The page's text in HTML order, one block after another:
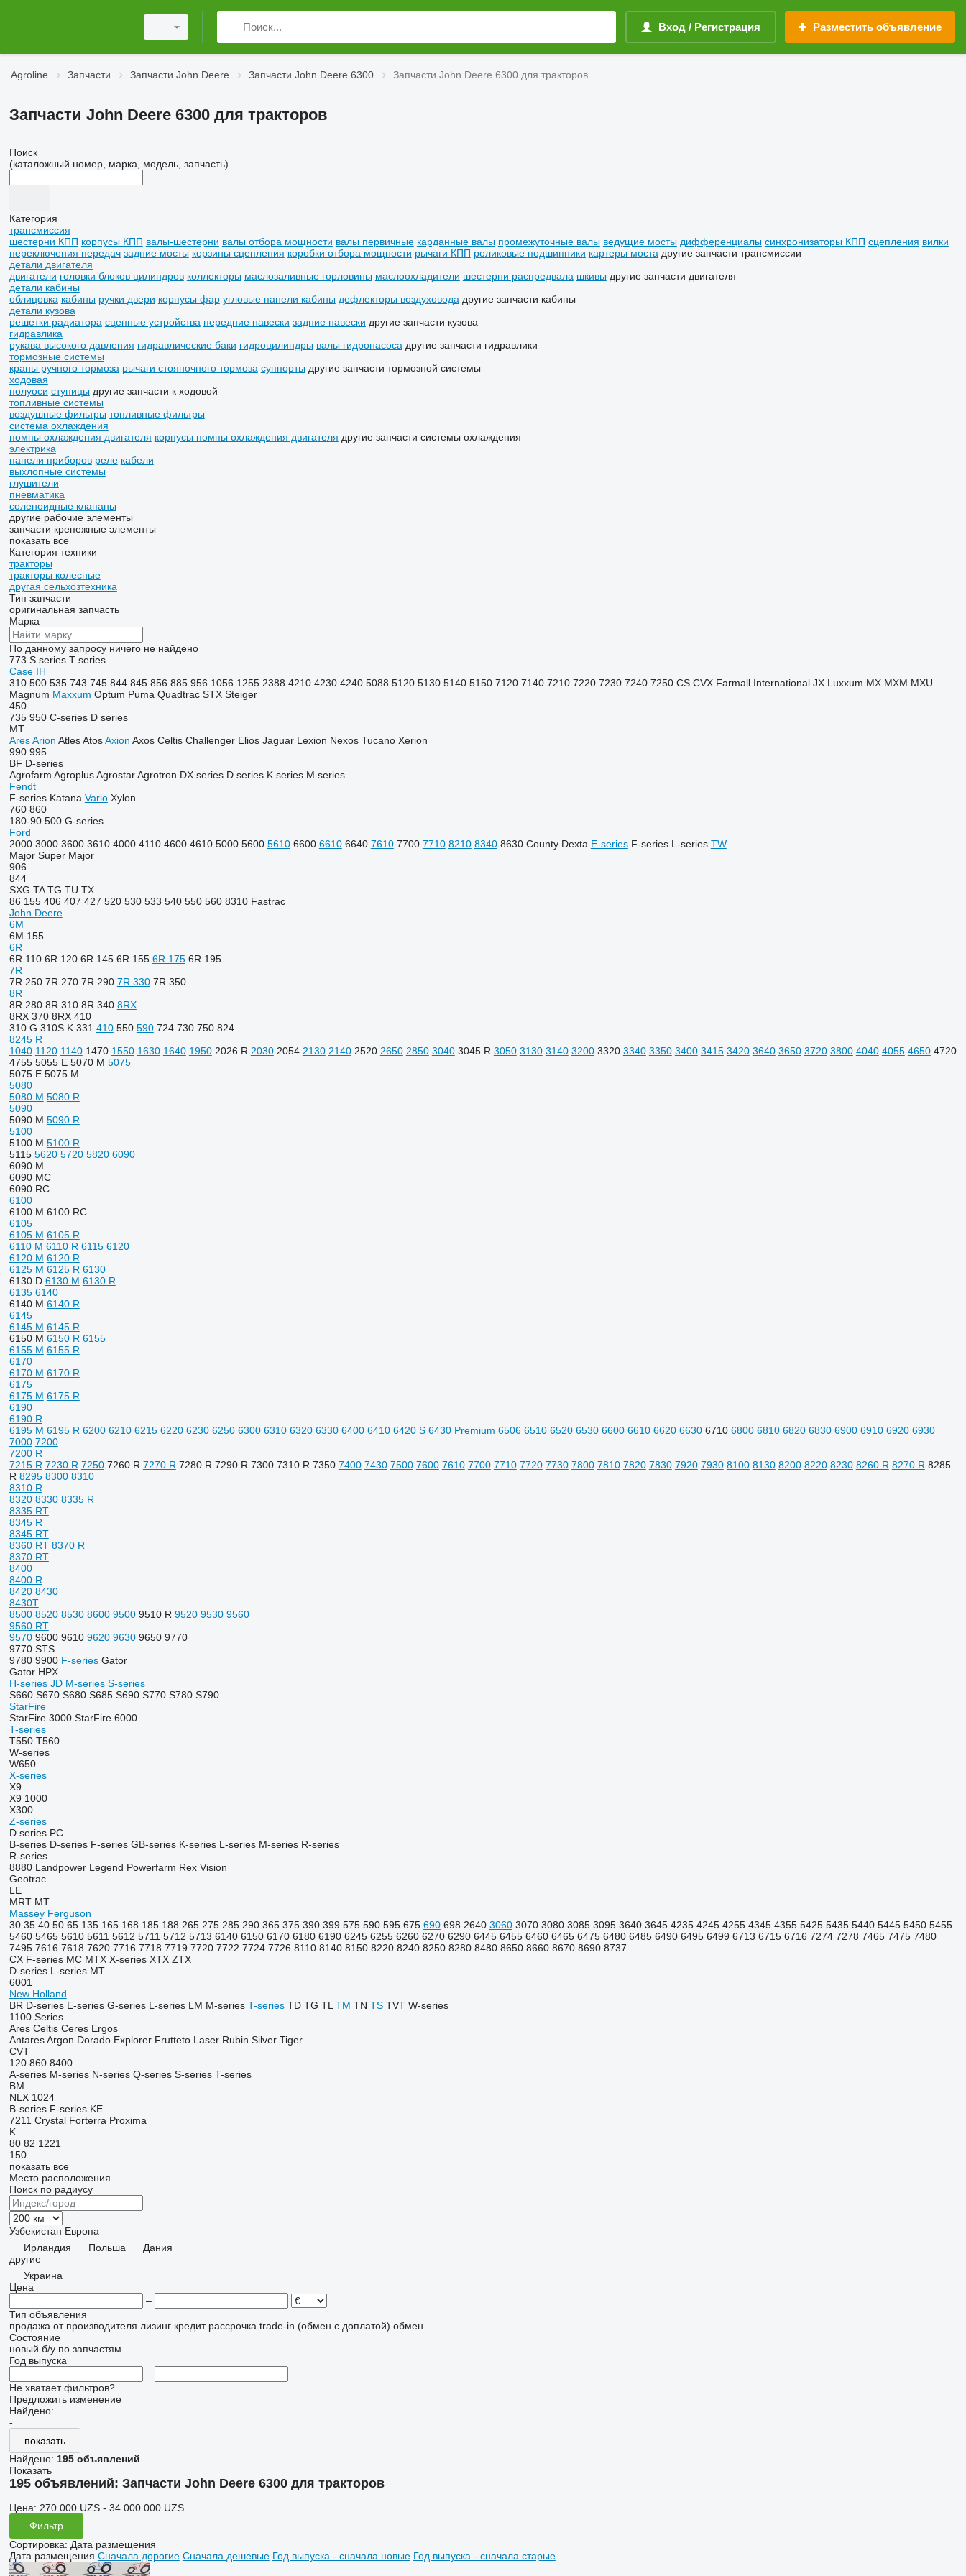
Вход / Регистрация Разместить объявление
Agroline Запчасти Запчасти John Deere Запчасти John Deere 6300 Запчасти John Deere 6300 для тракторов
Запчасти John Deere 6300 для тракторов
Поиск
(каталожный номер, марка, модель, запчасть)
Категория
трансмиссия
шестерни КПП корпусы КПП валы-шестерни валы отбора мощности валы первичные карданные валы промежуточные валы ведущие мосты дифференциалы синхронизаторы КПП сцепления вилки
переключения передач задние мосты корзины сцепления коробки отбора мощности рычаги КПП роликовые подшипники картеры моста другие запчасти трансмиссии
детали двигателя
двигатели головки блоков цилиндров коллекторы маслозаливные горловины маслоохладители шестерни распредвала шкивы другие запчасти двигателя
детали кабины
облицовка кабины ручки двери корпусы фар угловые панели кабины дефлекторы воздуховода другие запчасти кабины
детали кузова
решетки радиатора сцепные устройства передние навески задние навески другие запчасти кузова
гидравлика
рукава высокого давления гидравлические баки гидроцилиндры валы гидронасоса другие запчасти гидравлики
тормозные системы
краны ручного тормоза рычаги стояночного тормоза суппорты другие запчасти тормозной системы
ходовая
полуоси ступицы другие запчасти к ходовой
топливные системы
воздушные фильтры топливные фильтры
система охлаждения
помпы охлаждения двигателя корпусы помпы охлаждения двигателя другие запчасти системы охлаждения
электрика
панели приборов реле кабели
выхлопные системы
глушители
пневматика
соленоидные клапаны
другие рабочие элементы
запчасти крепежные элементы
показать все
Категория техники
тракторы
тракторы колесные
другая сельхозтехника
Тип запчасти
оригинальная запчасть
Марка
По данному запросу ничего не найдено
773 S series T series
Case IH
310 500 535 743 745 844 845 856 885 956 1056 1255 2388 4210 4230 4240 5088 5120 5130 5140 5150 7120 7140 7210 7220 7230 7240 7250 CS CVX Farmall International JX Luxxum MX MXM MXU
Magnum Maxxum Optum Puma Quadtrac STX Steiger
450
735 950 C-series D series
MT
Ares Arion Atles Atos Axion Axos Celtis Challenger Elios Jaguar Lexion Nexos Tucano Xerion
990 995
BF D-series
Agrofarm Agroplus Agrostar Agrotron DX series D series K series M series
Fendt
F-series Katana Vario Xylon
760 860
180-90 500 G-series
Ford
2000 3000 3600 3610 4000 4110 4600 4610 5000 5600 5610 6600 6610 6640 7610 7700 7710 8210 8340 8630 County Dexta E-series F-series L-series TW
Major Super Major
906
844
SXG TA TG TU TX
86 155 406 407 427 520 530 533 540 550 560 8310 Fastrac
John Deere
6M
6M 155
6R
6R 110 6R 120 6R 145 6R 155 6R 175 6R 195
7R
7R 250 7R 270 7R 290 7R 330 7R 350
8R
8R 280 8R 310 8R 340 8RX
8RX 370 8RX 410
310 G 310S K 331 410 550 590 724 730 750 824
8245 R
1040 1120 1140 1470 1550 1630 1640 1950 2026 R 2030 2054 2130 2140 2520 2650 2850 3040 3045 R 3050 3130 3140 3200 3320 3340 3350 3400 3415 3420 3640 3650 3720 3800 4040 4055 4650 4720
4755 5055 E 5070 M 5075
5075 E 5075 M
5080
5080 M 5080 R
5090
5090 M 5090 R
5100
5100 M 5100 R
5115 5620 5720 5820 6090
6090 M
6090 MC
6090 RC
6100
6100 M 6100 RC
6105
6105 M 6105 R
6110 M 6110 R 6115 6120
6120 M 6120 R
6125 M 6125 R 6130
6130 D 6130 M 6130 R
6135 6140
6140 M 6140 R
6145
6145 M 6145 R
6150 M 6150 R 6155
6155 M 6155 R
6170
6170 M 6170 R
6175
6175 M 6175 R
6190
6190 R
6195 M 6195 R 6200 6210 6215 6220 6230 6250 6300 6310 6320 6330 6400 6410 6420 S 6430 Premium 6506 6510 6520 6530 6600 6610 6620 6630 6710 6800 6810 6820 6830 6900 6910 6920 6930
7000 7200
7200 R
7215 R 7230 R 7250 7260 R 7270 R 7280 R 7290 R 7300 7310 R 7350 7400 7430 7500 7600 7610 7700 7710 7720 7730 7800 7810 7820 7830 7920 7930 8100 8130 8200 8220 8230 8260 R 8270 R 8285
R 8295 8300 8310
8310 R
8320 8330 8335 R
8335 RT
8345 R
8345 RT
8360 RT 8370 R
8370 RT
8400
8400 R
8420 8430
8430T
8500 8520 8530 8600 9500 9510 R 9520 9530 9560
9560 RT
9570 9600 9610 9620 9630 9650 9770
9770 STS
9780 9900 F-series Gator
Gator HPX
H-series JD M-series S-series
S660 S670 S680 S685 S690 S770 S780 S790
StarFire
StarFire 3000 StarFire 6000
T-series
T550 T560
W-series
W650
X-series
X9
X9 1000
X300
Z-series
D series PC
B-series D-series F-series GB-series K-series L-series M-series R-series
R-series
8880 Landpower Legend Powerfarm Rex Vision
Geotrac
LE
MRT MT
Massey Ferguson
30 35 40 50 65 135 165 168 185 188 265 275 285 290 365 375 390 399 575 590 595 675 690 698 2640 3060 3070 3080 3085 3095 3640 3645 4235 4245 4255 4345 4355 5425 5435 5440 5445 5450 5455
5460 5465 5610 5611 5612 5711 5712 5713 6140 6150 6170 6180 6190 6245 6255 6260 6270 6290 6445 6455 6460 6465 6475 6480 6485 6490 6495 6499 6713 6715 6716 7274 7278 7465 7475 7480
7495 7616 7618 7620 7716 7718 7719 7720 7722 7724 7726 8110 8140 8150 8220 8240 8250 8280 8480 8650 8660 8670 8690 8737
CX F-series MC MTX X-series XTX ZTX
D-series L-series MT
6001
New Holland
BR D-series E-series G-series L-series LM M-series T-series TD TG TL TM TN TS TVT W-series
1100 Series
Ares Celtis Ceres Ergos
Antares Argon Dorado Explorer Frutteto Laser Rubin Silver Tiger
CVT
120 860 8400
A-series M-series N-series Q-series S-series T-series
BM
NLX 1024
B-series F-series KE
7211 Crystal Forterra Proxima
K
80 82 1221
150
показать все
Место расположения
Поиск по радиусу
Узбекистан Европа
Ирландия
Польша
Дания
другие
Украина
Цена
–
Тип объявления
продажа от производителя лизинг кредит рассрочка trade-in (обмен с доплатой) обмен
Состояние
новый б/у по запчастям
Год выпуска
–
Не хватает фильтров?
Предложить изменение
Найдено:
-
показать
Найдено: 195 объявлений
Показать
195 объявлений: Запчасти John Deere 6300 для тракторов
Цена: 270 000 UZS - 34 000 000 UZS
Фильтр
Сортировка: Дата размещения
Дата размещения Сначала дорогие Сначала дешевые Год выпуска - сначала новые Год выпуска - сначала старые